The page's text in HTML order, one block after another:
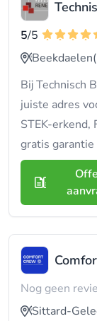
5/5
Beekdaelen
Bij Technisch
juiste adres
STEK-erkend,
gratis garantie
Nog geen
Sittard-